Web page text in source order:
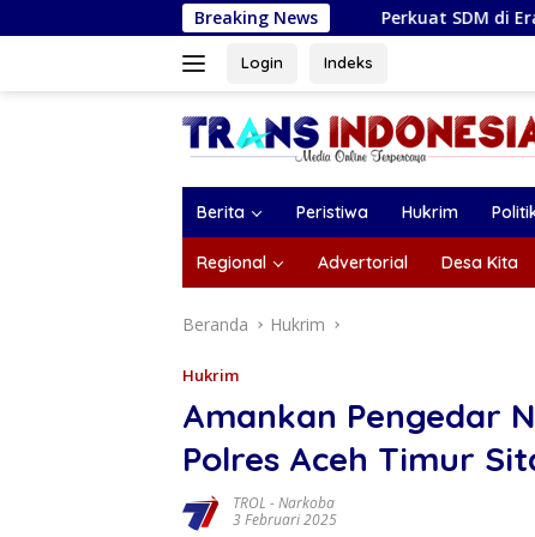
ke
Breaking News
Perkuat SDM di Era Digital, Magetan
Login Indeks
Berita Peristiwa Hukrim
Regional Advertorial Desa Kita
Beranda Hukrim
Hukrim
Amankan Pengedar
Polres Aceh Timur
TROL -Narkoba
3 Februari 2025